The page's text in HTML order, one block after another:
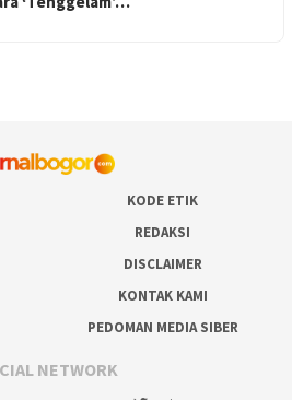
KODE ETIK
REDAKSI
DISCLAIMER
KONTAK KAMI
PEDOMAN MEDIA SIBER
NETWORK